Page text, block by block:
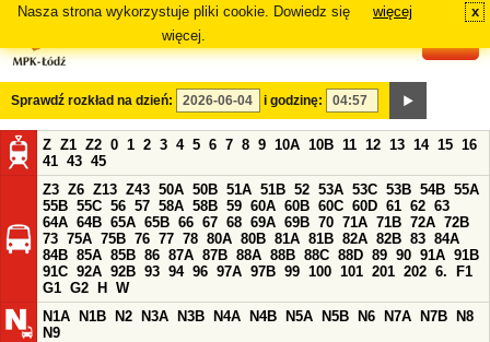
Nasza strona wykorzystuje pliki cookie. Dowiedz się
więcej.
więcej x
Sprawdź rozkład na dzień: i godzinę:
Z Z1 Z2 0 1 2 3 4 5 6 7 8 9 10A 10B 11 12 13 14 15 16
41 43 45
Z3 Z6 Z13 Z43 50A 50B 51A 51B 52 53A 53C 53B 54B 55A
55B 55C 56 57 58A 58B 59 60A 60B 60C 60D 61 62 63
64A 64B 65A 65B 66 67 68 69A 69B 70 71A 71B 72A 72B
73 75A 75B 76 77 78 80A 80B 81A 81B 82A 82B 83 84A
84B 85A 85B 86 87A 87B 88A 88B 88C 88D 89 90 91A 91B
91C 92A 92B 93 94 96 97A 97B 99 100 101 201 202 6.
F1
G1 G2 H
W
N1A
N1B N2 N3A N3B N4A N4B N5A N5B N6 N7A N7B
N8
N9